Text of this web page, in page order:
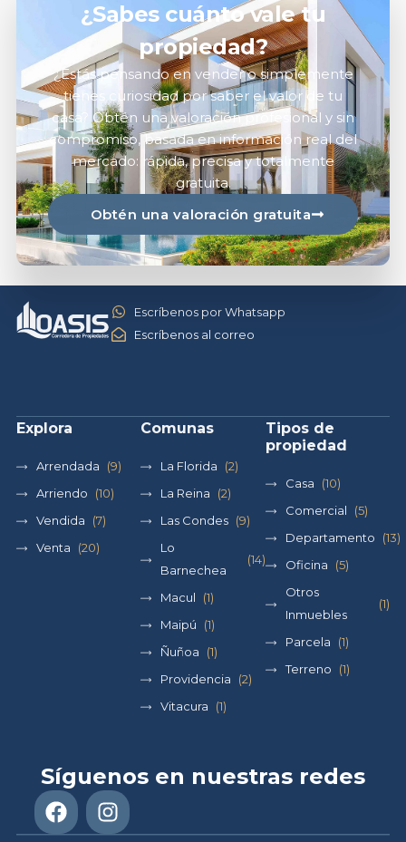
¿Sabes cuánto vale tu
propiedad?
¿Estás pensando en vender o simplemente
tienes curiosidad por saber el valor de tu
casa? Obtén una valoración profesional y sin
compromiso, basada en información real del
mercado: rápida, precisa y totalmente
gratuita.
Obtén una valoración gratuita
Escríbenos por Whatsapp
Escríbenos al correo
Explora
Arrendada
(9)
Arriendo
(10)
Vendida
(7)
Venta
(20)
Comunas
La Florida
(2)
La Reina
(2)
Las Condes (9)
Lo
Barnechea
(14)
Macul
(1)
Maipú
(1)
Ñuñoa
(1)
Providencia
(2)
Vitacura
(1)
Tipos de
propiedad
Casa
(10)
Comercial
(5)
Departamento
(13)
Oficina
(5)
Otros
Inmuebles
(1)
Parcela
(1)
Terreno
(1)
Síguenos en nuestras redes